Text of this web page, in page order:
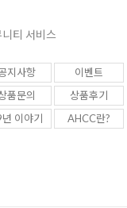
니티 서비스
지사항
이벤트
품문의
상품후기
이야기
AHCC란?